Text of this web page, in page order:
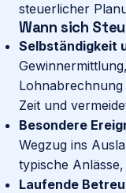
steuerlicher
Wann sich
Selbständigkeit
Zeit und
Besondere
Wegzug ins
typische
Laufende